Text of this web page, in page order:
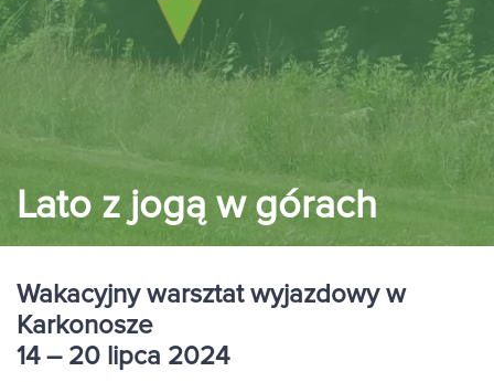
Lato z jogą w górach
Wakacyjny warsztat wyjazdowy w
Karkonosze
14 – 20 lipca 2024